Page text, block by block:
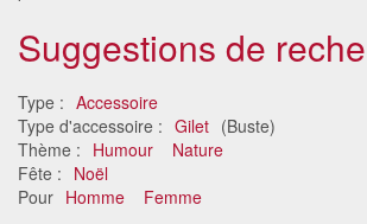
Suggestions de
Type : Accessoire
Type d'accessoire : Gilet (Buste)
Thème : Humour
Nature
Fête : Noël
Pour Homme Femme